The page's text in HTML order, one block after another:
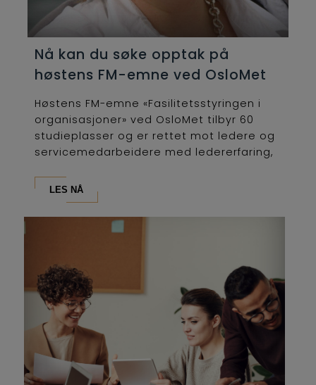
Nå kan du søke opptak på
høstens FM-emne ved OsloMet
Høstens FM-emne «Fasilitetsstyringen i
organisasjoner» ved OsloMet tilbyr 60
studieplasser og er rettet mot ledere og
servicemedarbeidere med ledererfaring,
LES NÅ